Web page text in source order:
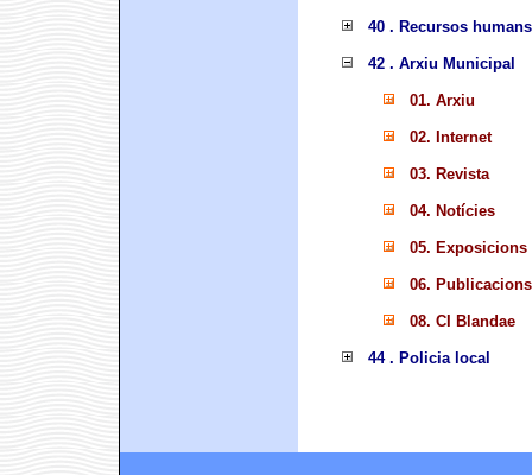
40 . Recursos humans
42 . Arxiu Municipal
01. Arxiu
02. Internet
03. Revista
04. Notícies
05. Exposicions
06. Publicacions
08. CI Blandae
44 . Policia local